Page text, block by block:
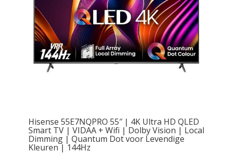
Hisense 55E7NQPRO 55″ | 4K Ultra HD QLED
Smart TV | VIDAA + Wifi | Dolby Vision | Local
Dimming | Quantum Dot voor Levendige
Kleuren | 144Hz